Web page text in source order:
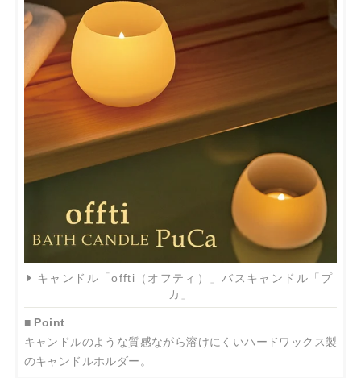
キャンドル「offti（オフティ）」バスキャンドル「プ
カ」
■ Point
キャンドルのような質感ながら溶けにくいハードワックス製
のキャンドルホルダー。